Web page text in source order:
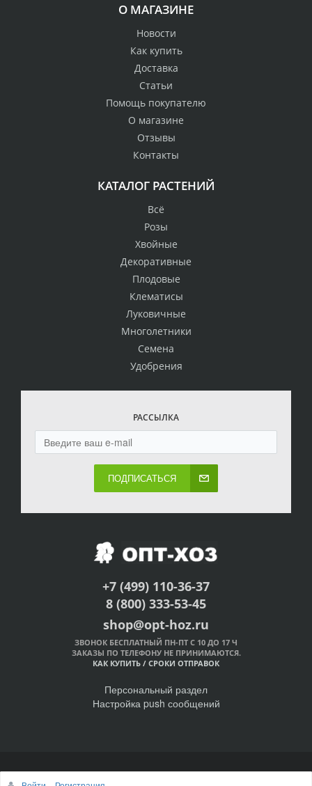
О МАГАЗИНЕ
Новости
Как купить
Доставка
Статьи
Помощь покупателю
О магазине
Отзывы
Контакты
КАТАЛОГ РАСТЕНИЙ
Всё
Розы
Хвойные
Декоративные
Плодовые
Клематисы
Луковичные
Многолетники
Семена
Удобрения
РАССЫЛКА
ПОДПИСАТЬСЯ
+7 (499) 110-36-37
8 (800) 333-53-45
shop@opt-hoz.ru
ЗВОНОК БЕСПЛАТНЫЙ ПН-ПТ С 10 ДО 17 Ч
ЗАКАЗЫ ПО ТЕЛЕФОНУ НЕ ПРИНИМАЮТСЯ.
КАК КУПИТЬ / СРОКИ ОТПРАВОК
Персональный раздел
Настройка push сообщений
© Интернет-магазин ОПТ-ХОЗ, 2011-2026